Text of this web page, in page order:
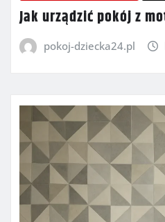
Jak urządzić pokój z
pokoj-dziecka24.pl